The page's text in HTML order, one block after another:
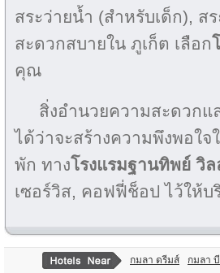
สระว่ายน้ำ (สำหรับเด็ก),
สะดวกสบายใน ภูเก็ต เลือก
คุณ
สิ่งอำนวยความสะดวกแ
ได้ว่าจะสร้างความพึงพอใ
พัก ทางโรงแรมฐานทิพย์ วิล
เซอร์วิส, คอฟฟี่ช็อป ไว้ให้บ
กมลา ดรีมส์ กมลา